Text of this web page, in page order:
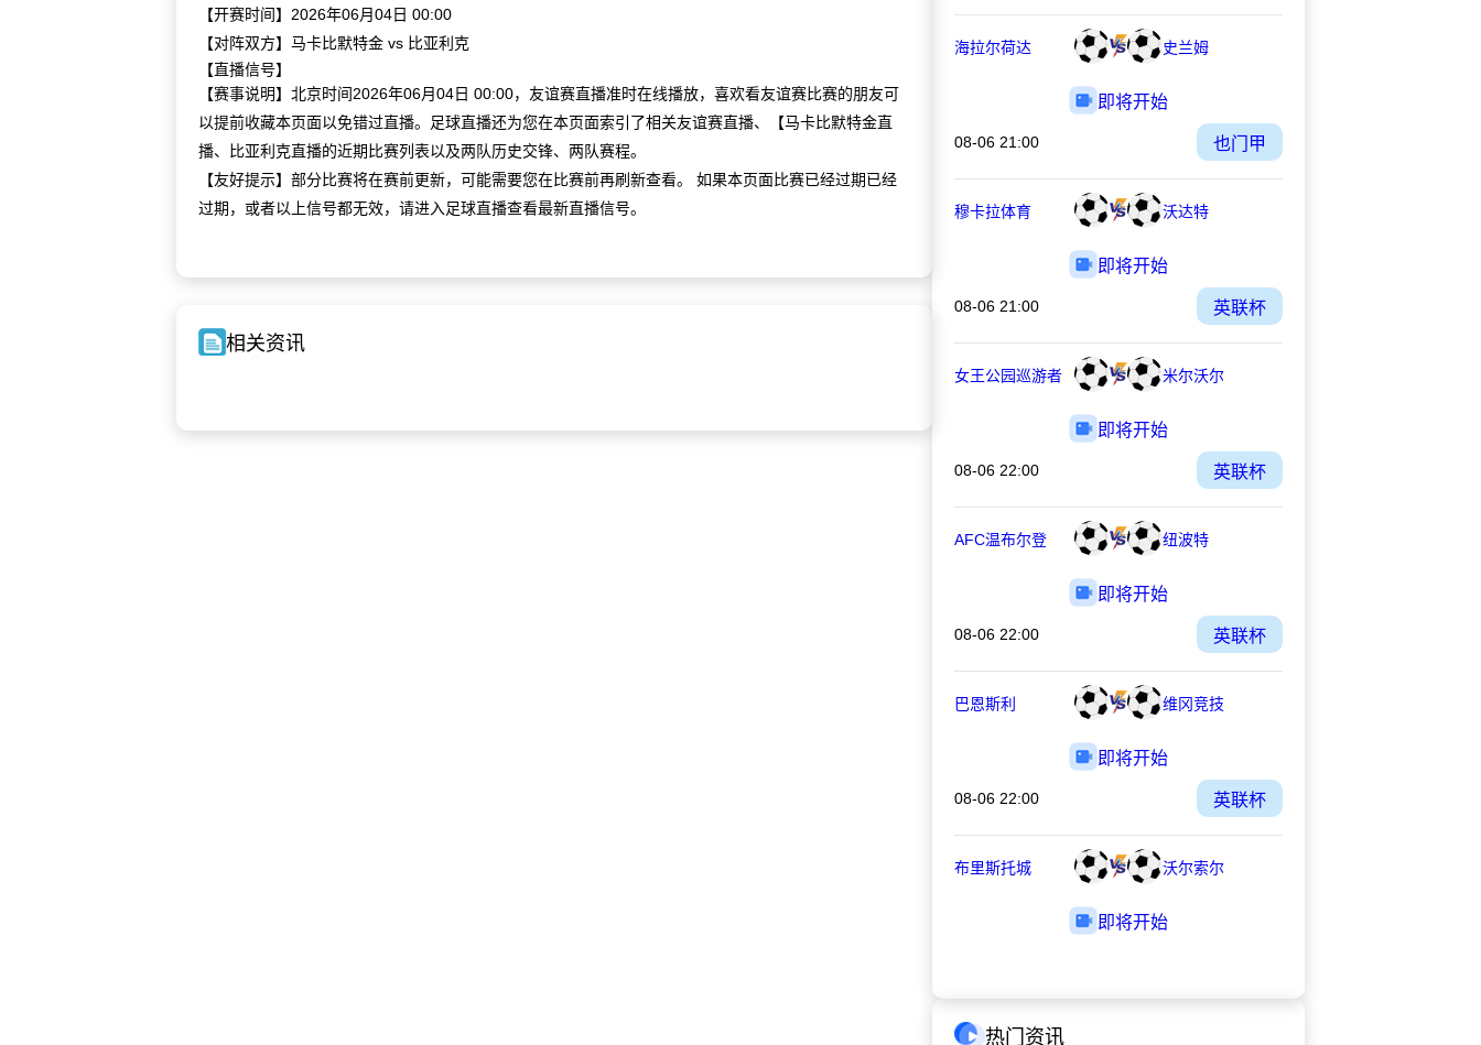
【开赛时间】2026年06月04日 00:00
【对阵双方】马卡比默特金 vs 比亚利克
【直播信号】
【赛事说明】北京时间2026年06月04日 00:00，友谊赛直播准时在线播放，喜欢看友谊赛比赛的朋友可
以提前收藏本页面以免错过直播。足球直播还为您在本页面索引了相关友谊赛直播、【马卡比默特金直
播、比亚利克直播的近期比赛列表以及两队历史交锋、两队赛程。
【友好提示】部分比赛将在赛前更新，可能需要您在比赛前再刷新查看。 如果本页面比赛已经过期已经
过期，或者以上信号都无效，请进入足球直播查看最新直播信号。
相关资讯
海拉尔荷达 史兰姆
即将开始
08-06 21:00 也门甲
穆卡拉体育 沃达特
即将开始
08-06 21:00 英联杯
女王公园巡游者 米尔沃尔
即将开始
08-06 22:00 英联杯
AFC温布尔登 纽波特
即将开始
08-06 22:00 英联杯
巴恩斯利 维冈竞技
即将开始
08-06 22:00 英联杯
布里斯托城 沃尔索尔
即将开始
热门资讯